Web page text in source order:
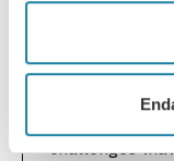
education
The report, by
challenges